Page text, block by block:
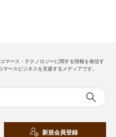
マース・テクノロジーに関する情報を発信す
マースビジネスを支援するメディアです。
新規会員登録